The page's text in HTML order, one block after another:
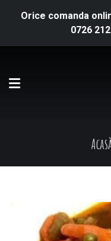
Orice comanda
0726